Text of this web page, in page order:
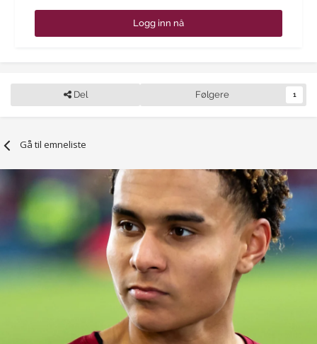
Logg inn nå
Del Følgere 1
Gå til emneliste